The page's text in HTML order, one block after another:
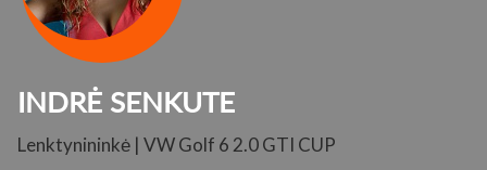
INDRĖ SENKUTE
Lenktynininkė | VW Golf 6 2.0 GTI CUP